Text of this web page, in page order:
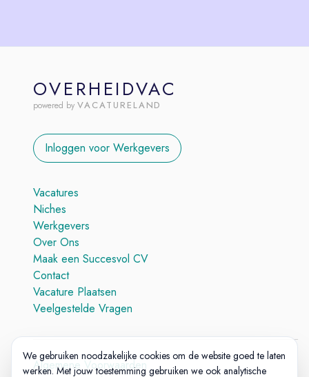
OVERHEIDVAC
powered by VACATURELAND
Inloggen voor Werkgevers
Vacatures
Niches
Werkgevers
Over Ons
Maak een Succesvol CV
Contact
Vacature Plaatsen
Veelgestelde Vragen
Algemene Voorwaarden
We gebruiken noodzakelijke cookies om de website goed te laten
werken. Met jouw toestemming gebruiken we ook analytische